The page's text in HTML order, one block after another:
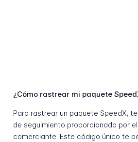
¿Cómo rastrear mi paquete
Para rastrear un paquete SpeedX,
de seguimiento proporcionado por
comerciante. Este código único te